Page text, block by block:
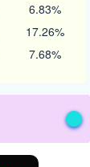
6.83%
17.26%
7.68%